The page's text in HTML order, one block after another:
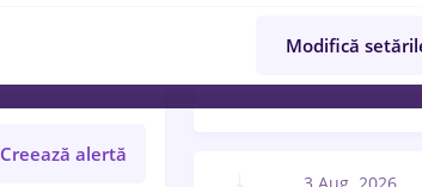
Creează alertă
Modifică